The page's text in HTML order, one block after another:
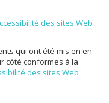
des sites Web
qui ont été mis en en
côté conformes à la
des sites Web